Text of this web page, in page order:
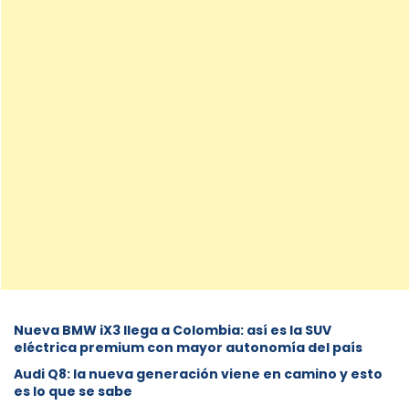
Nueva BMW iX3 llega a Colombia: así es la SUV
eléctrica premium con mayor autonomía del país
Audi Q8: la nueva generación viene en camino y esto
es lo que se sabe